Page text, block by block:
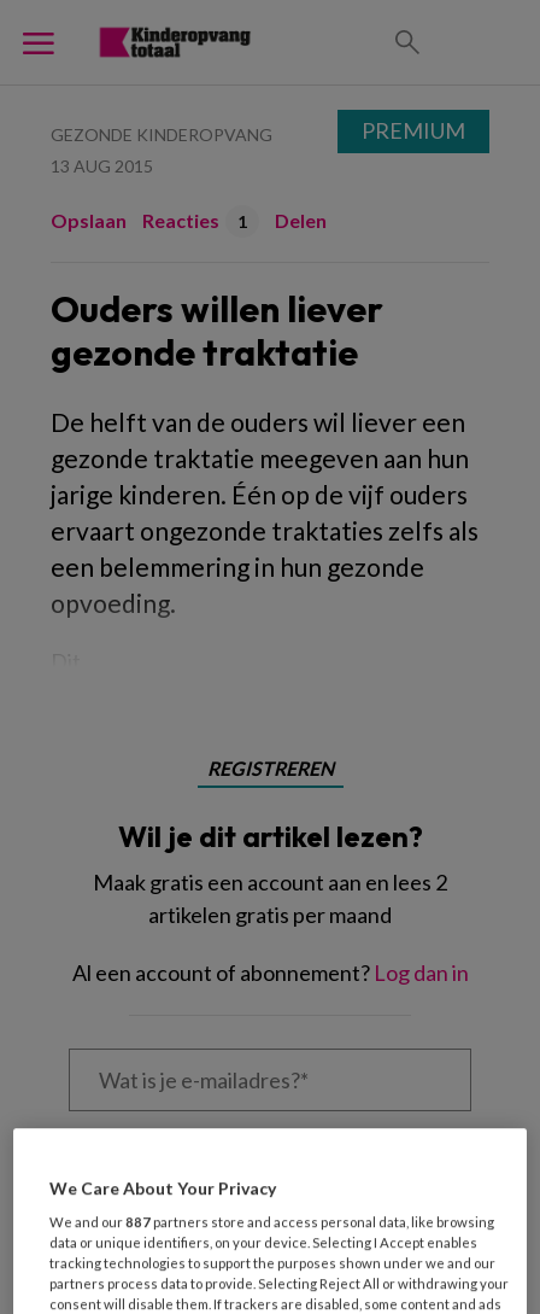
GEZONDE KINDEROPVANG
13 AUG 2015
Opslaan Reacties 1 Delen
Ouders willen liever
gezonde traktatie
De helft van de ouders wil liever een
gezonde traktatie meegeven aan hun
jarige kinderen. Één op de vijf ouders
ervaart ongezonde traktaties zelfs als
een belemmering in hun gezonde
opvoeding.
REGISTREREN
Wil je dit artikel lezen?
Maak gratis een account aan en lees 2
artikelen gratis per maand
Al een account of abonnement? Log dan in
Wat
e-
* *
wachtwoord* *
Kies
je
functie *
PREMIUM
We Care About Your Privacy
We and our887 partners store and access personal data, like browsing
data or unique identifiers, on your device. Selecting I Accept enables
tracking technologies to support the purposes shown under we and our
partners process data to provide. Selecting Reject All or withdrawing your
consent will disable them. If trackers are disabled, some content and ads